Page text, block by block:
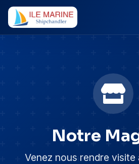
Notre
Venez nous rendre